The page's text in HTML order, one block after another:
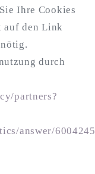
Ihre Cookies
auf den Link
durch
partners?
answer/